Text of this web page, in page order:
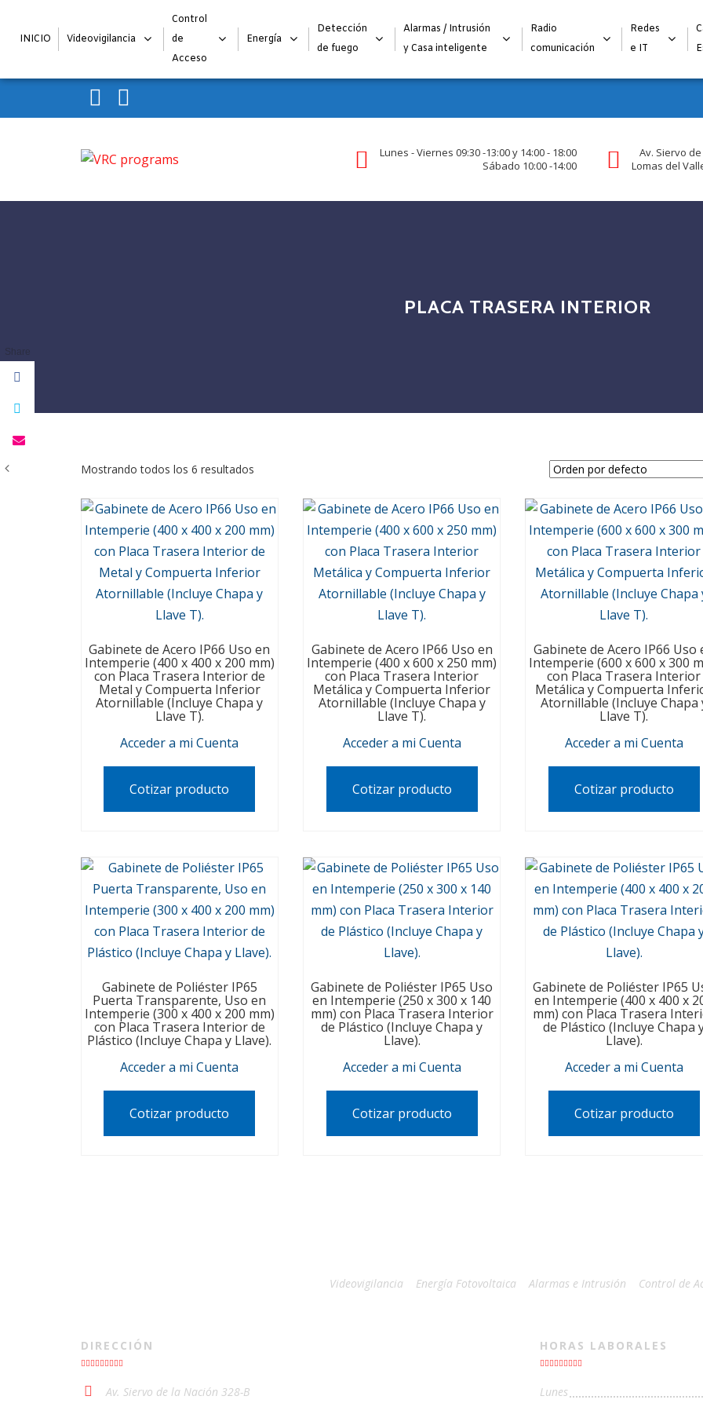
INICIO Videovigilancia
Control
de
Acceso
Energía
Detección
de fuego
Alarmas / Intrusión
y Casa inteligente
Radio
comunicación
Redes
e IT
Skip to navigation
Av. Siervo
Lomas del
Lunes - Viernes 09:30 -13:00 y 14:00 - 18:00
Sábado 10:00 -14:00
PLACA TRASERA INTERIOR
Mostrando todos los 6 resultados
Gabinete de Acero IP66 Uso en
Intemperie (400 x 400 x 200 mm)
con Placa Trasera Interior de
Metal y Compuerta Inferior
Atornillable (Incluye Chapa y
Llave T).
Acceder a mi Cuenta
Cotizar producto
Gabinete de Acero IP66 Uso en
Intemperie (400 x 600 x 250 mm)
con Placa Trasera Interior
Metálica y Compuerta Inferior
Atornillable (Incluye Chapa y
Llave T).
Acceder a mi Cuenta
Cotizar producto
Gabinete de Acero IP66 Uso
Intemperie (600 x 600 x 300
con Placa Trasera Interior
Metálica y Compuerta
Atornillable (Incluye Chapa
Llave T).
Acceder a mi Cuenta
Cotizar producto
Gabinete de Poliéster IP65
Puerta Transparente, Uso en
Intemperie (300 x 400 x 200 mm)
con Placa Trasera Interior de
Plástico (Incluye Chapa y Llave).
Acceder a mi Cuenta
Cotizar producto
Gabinete de Poliéster IP65 Uso
en Intemperie (250 x 300 x 140
mm) con Placa Trasera Interior
de Plástico (Incluye Chapa y
Llave).
Acceder a mi Cuenta
Cotizar producto
Gabinete de Poliéster IP65
en Intemperie (400 x 400 x
mm) con Placa Trasera
de Plástico (Incluye Chapa
Llave).
Acceder a mi Cuenta
Cotizar producto
Videovigilancia Energía Fotovoltaica Alarmas e Intrusión Control de
DIRECCIÓN
Av. Siervo de la Nación 328-B
HORAS LABORALES
Lunes
Share